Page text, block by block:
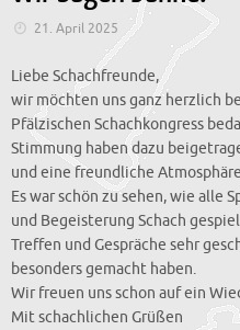
21. April 2025
Liebe Schachfreunde,
wir möchten uns ganz herzlich
Pfälzischen Schachkongress
Stimmung haben dazu
und eine freundliche
Es war schön zu sehen, wie alle
und Begeisterung Schach
Treffen und Gespräche sehr
besonders gemacht haben.
Wir freuen uns schon auf ein
Mit schachlichen Grüßen